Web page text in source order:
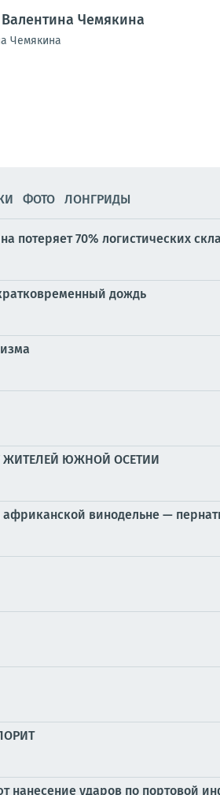
Чемякина
Чемякина
ФОТО ЛОНГРИДЫ
потеряет 70% логистических
дождь
ЖИТЕЛЕЙ ЮЖНОЙ ОСЕТИИ
винодельне —
ударов по портовой